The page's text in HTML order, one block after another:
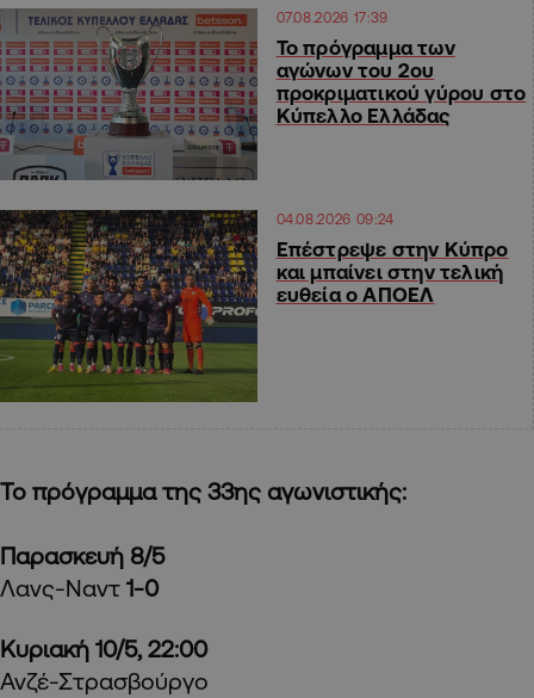
07.08.2026 17:39
Το πρόγραμμα των
αγώνων του 2ου
προκριματικού γύρου στο
Κύπελλο Ελλάδας
04.08.2026 09:24
Επέστρεψε στην Κύπρο
και μπαίνει στην τελική
ευθεία ο ΑΠΟΕΛ
Το πρόγραμμα της 33ης αγωνιστικής:
Παρασκευή 8/5
Λανς-Ναντ 1-0
Κυριακή 10/5, 22:00
Ανζέ-Στρασβούργο